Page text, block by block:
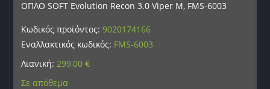
ΟΠΛΟ SOFT Evolution Recon 3.0 Viper M, FMS-6003
Κωδικός προϊόντος:9020174166
Εναλλακτικός κωδικός: FMS-6003
Λιανική: 299,00€
Σε απόθεμα